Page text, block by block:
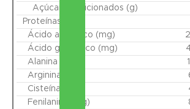
Açúcares adicionados (g)
Proteínas (g)
Ácido aspártico (mg)
Ácido glutâmico (mg)
Alanina (mg)
Arginina (mg)
Cisteína (mg)
Fenilanina (mg)